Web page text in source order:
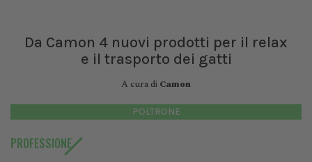
Da Camon 4 nuovi prodotti per il relax
e il trasporto dei gatti
A cura di Camon
POLTRONE
PROFESSIONE